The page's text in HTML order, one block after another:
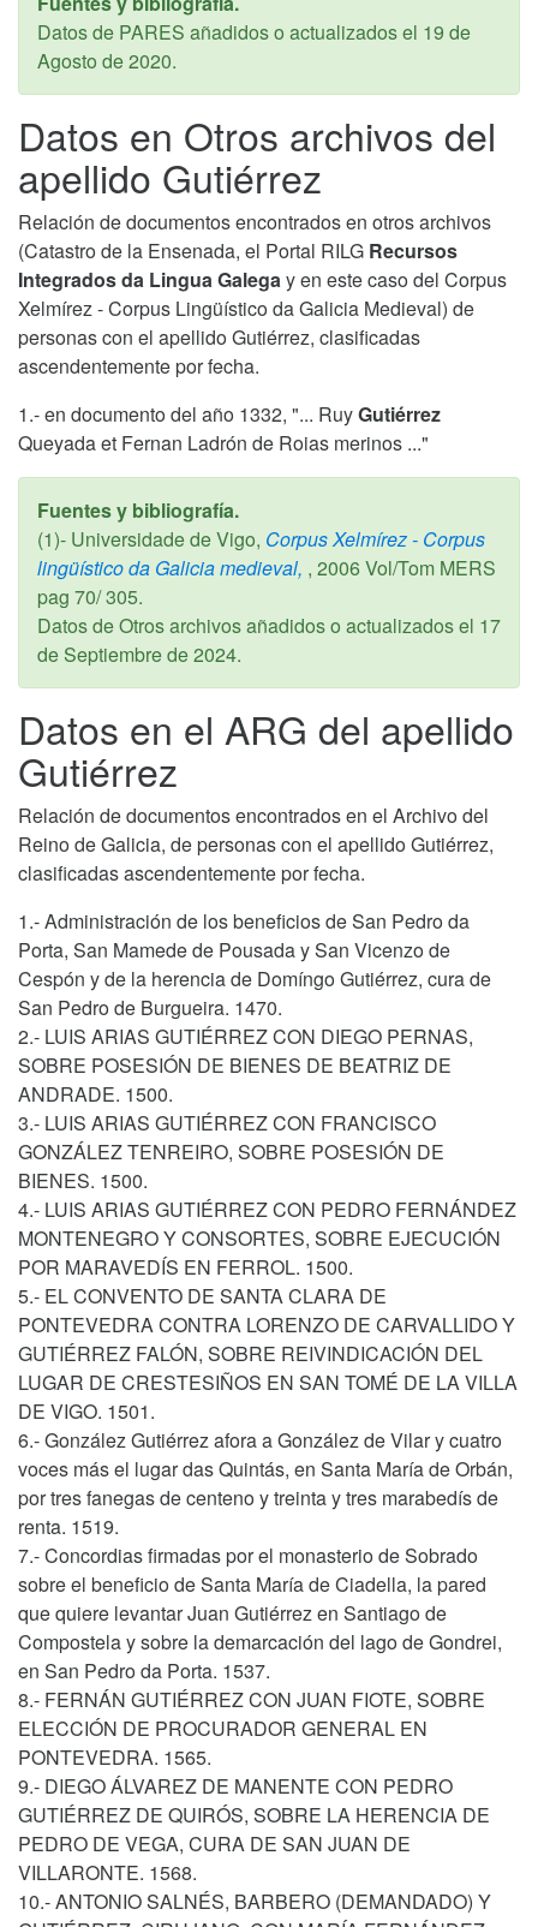
Datos de PARES añadidos o actualizados el 19 de
Agosto de 2020.
Datos en Otros archivos del
apellido Gutiérrez
Relación de documentos encontrados en otros archivos
(Catastro de la Ensenada, el Portal RILG Recursos
Integrados da Lingua Galega y en este caso del Corpus
Xelmírez - Corpus Lingüístico da Galicia Medieval) de
personas con el apellido Gutiérrez, clasificadas
ascendentemente por fecha.
1.- en documento del año 1332, "... RuyGutiérrez
Queyada et Fernan Ladrón de Roias merinos ..."
Fuentes y bibliografía.
(1)- Universidade de Vigo, Corpus Xelmírez - Corpus
lingüístico da Galicia medieval, , 2006Vol/Tom MERS
pag 70/ 305.
Datos de Otros archivos añadidos o actualizados el 17
de Septiembre de 2024.
Datos en el ARG del apellido
Gutiérrez
Relación de documentos encontrados en el Archivo del
Reino de Galicia, de personas con el apellido Gutiérrez,
clasificadas ascendentemente por fecha.
1.- Administración de los beneficios de San Pedro da
Porta, San Mamede de Pousada y San Vicenzo de
Cespón y de la herencia de Domíngo Gutiérrez, cura de
San Pedro de Burgueira. 1470.
2.- LUIS ARIAS GUTIÉRREZ CON DIEGO PERNAS,
SOBRE POSESIÓN DE BIENES DE BEATRIZ DE
ANDRADE. 1500.
3.- LUIS ARIAS GUTIÉRREZ CON FRANCISCO
GONZÁLEZ TENREIRO, SOBRE POSESIÓN DE
BIENES. 1500.
4.- LUIS ARIAS GUTIÉRREZ CON PEDRO FERNÁNDEZ
MONTENEGRO Y CONSORTES, SOBRE EJECUCIÓN
POR MARAVEDÍS EN FERROL. 1500.
5.- EL CONVENTO DE SANTA CLARA DE
PONTEVEDRA CONTRA LORENZO DE CARVALLIDO Y
GUTIÉRREZ FALÓN, SOBRE REIVINDICACIÓN DEL
LUGAR DE CRESTESIÑOS EN SAN TOMÉ DE LA VILLA
DE VIGO. 1501.
6.- González Gutiérrez afora a González de Vilar y cuatro
voces más el lugar das Quintás, en Santa María de Orbán,
por tres fanegas de centeno y treinta y tres marabedís de
renta. 1519.
7.- Concordias firmadas por el monasterio de Sobrado
sobre el beneficio de Santa María de Ciadella, la pared
que quiere levantar Juan Gutiérrez en Santiago de
Compostela y sobre la demarcación del lago de Gondrei,
en San Pedro da Porta. 1537.
8.- FERNÁN GUTIÉRREZ CON JUAN FIOTE, SOBRE
ELECCIÓN DE PROCURADOR GENERAL EN
PONTEVEDRA. 1565.
9.- DIEGO ÁLVAREZ DE MANENTE CON PEDRO
GUTIÉRREZ DE QUIRÓS, SOBRE LA HERENCIA DE
PEDRO DE VEGA, CURA DE SAN JUAN DE
VILLARONTE. 1568.
10.- ANTONIO SALNÉS, BARBERO (DEMANDADO) Y